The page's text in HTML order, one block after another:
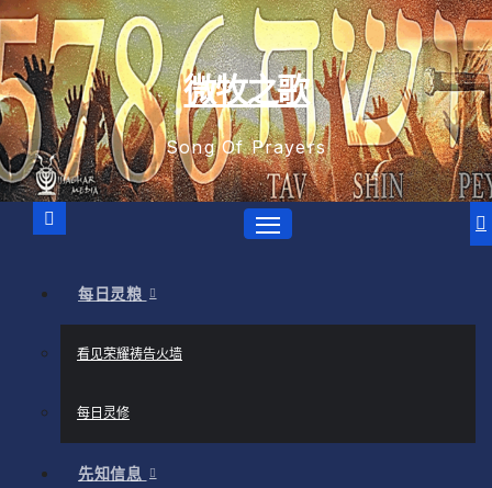
跳
至
内
容
微牧之歌
Song Of Prayers
每日灵粮
看见荣耀祷告火墙
每日灵修
先知信息